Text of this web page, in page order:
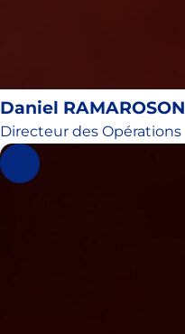
Daniel RAMAROSON
Directeur des Opérations